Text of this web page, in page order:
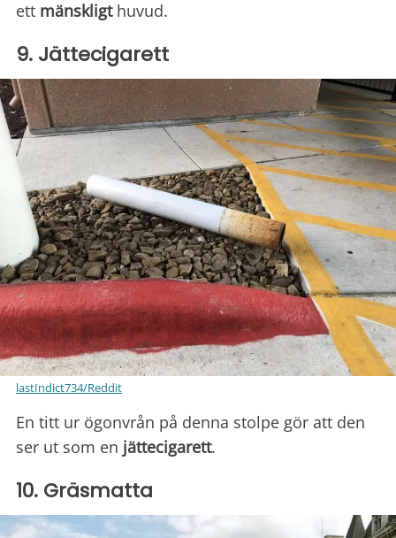
ett mänskligt huvud.
9. Jättecigarett
lastIndict734/Reddit
En titt ur ögonvrån på denna stolpe gör att den
ser ut som en jättecigarett.
10. Gräsmatta